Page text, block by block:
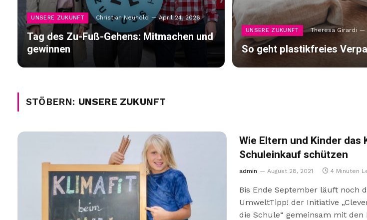
UNSERE ZUKUNFT Christian Neuhold April 24, 2026
Tag des Zu-Fuß-Gehens: Mitmachen und
gewinnen
UNSERE ZUKUNFT Theresa Girardi
So geht plastikfreies
STÖBERN: UNSERE ZUKUNFT
Wie Eltern und Kinder das
Schuleinkauf schützen
admin August 28, 2021 4 Minuten
Bis Ende September läuft noch
UmweltTipp! der Initiative
die Schule“ gemeinsam mit den